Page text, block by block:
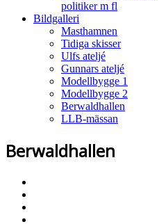
politiker m fl
Bildgalleri
Masthamnen
Tidiga skisser
Ulfs ateljé
Gunnars ateljé
Modellbygge 1
Modellbygge 2
Berwaldhallen
LLB-mässan
Berwaldhallen